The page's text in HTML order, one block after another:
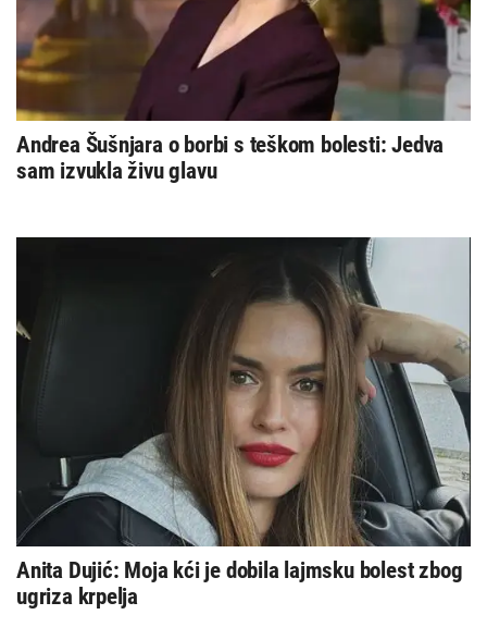
Andrea Šušnjara o borbi s teškom bolesti: Jedva
sam izvukla živu glavu
Anita Dujić: Moja kći je dobila lajmsku bolest zbog
ugriza krpelja